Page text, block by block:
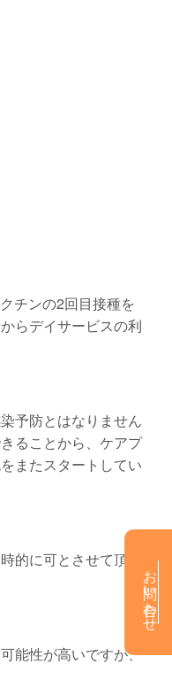
チンの2回目接種を
らデイサービスの利
予防とはなりません
ることから、ケアプ
またスタートしてい
的に可とさせて頂き
能性が高いですが、
お問い合わせ